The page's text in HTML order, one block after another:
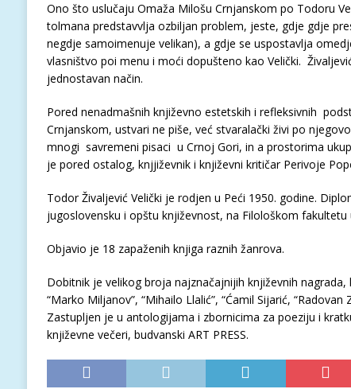
Ono što uslučaju Omaža Milošu Crnjanskom po Todoru
tolmana predstavvlja ozbiljan problem, jeste, gdje gdje
negdje samoimenuje velikan), a gdje se uspostavlja
vlasništvo poi menu i moći dopušteno kao Velički.
jednostavan način.
Pored nenadmašnih književno estetskih i refleksivnih
Crnjanskom, ustvari ne piše, već stvaralački živi po
mnogi savremeni pisaci u Crnoj Gori, in a prostorima
je pored ostalog, knjjiževnik i književni kritičar Perivoje
Todor Živaljević Velički je rodjen u Peći 1950. godine.
jugoslovensku i opštu književnost, na Filološkom fakultetu
Objavio je 18 zapaženih knjiga raznih žanrova.
Dobitnik je velikog broja najznačajnijih književnih nagrada,
“Marko Miljanov”, “Mihailo Llalić”, “Ćamil Sijarić, “Radovan
Zastupljen je u antologijama i zbornicima za poeziju i
književne večeri, budvanski ART PRESS.